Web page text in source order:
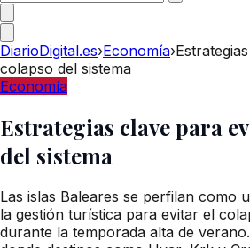
DiarioDigital.es›Economía›
colapso del sistema
Economía
Estrategias clave para
del sistema
Las islas Baleares se perfilan como
la gestión turística para evitar el
durante la temporada alta de